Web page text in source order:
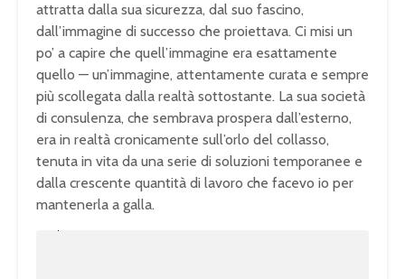
attratta dalla sua sicurezza, dal suo fascino,
dall’immagine di successo che proiettava. Ci misi un
po’ a capire che quell’immagine era esattamente
quello — un’immagine, attentamente curata e sempre
più scollegata dalla realtà sottostante. La sua società
di consulenza, che sembrava prospera dall’esterno,
era in realtà cronicamente sull’orlo del collasso,
tenuta in vita da una serie di soluzioni temporanee e
dalla crescente quantità di lavoro che facevo io per
mantenerla a galla.